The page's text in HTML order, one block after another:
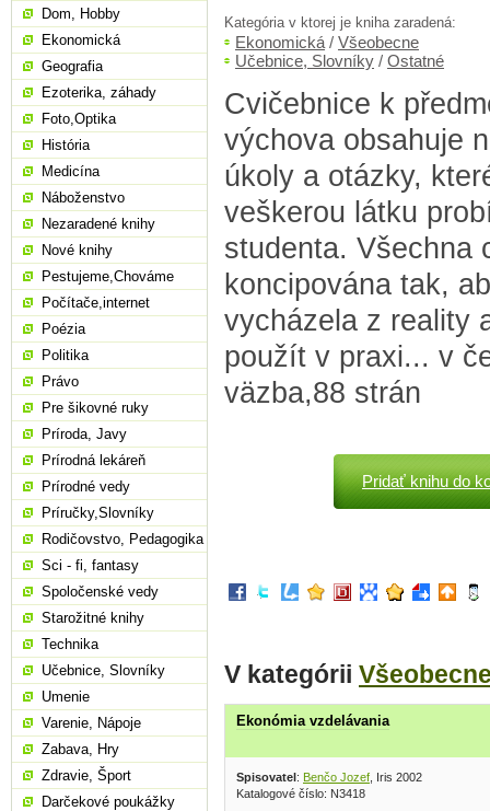
Kategória v ktorej je kniha zaradená:
Ekonomická / Všeobecne
Učebnice, Slovníky / Ostatné
Cvičebnice k
výchova obsahuje
úkoly a otázky,
veškerou látku
studenta. Všechna
koncipována tak,
vycházela z reality
použít v praxi... v
väzba,88 strán
Pridať knihu do
V kategórii
Ekonómia vzdelávania
Spisovatel: Benčo Jozef , Iris 2002
Katalogové číslo: N3418
Dom, Hobby
Ekonomická
Geografia
Ezoterika, záhady
Foto,Optika
História
Medicína
Náboženstvo
Nezaradené knihy
Nové knihy
Pestujeme,Chováme
Počítače,internet
Poézia
Politika
Právo
Pre šikovné ruky
Príroda, Javy
Prírodná lekáreň
Prírodné vedy
Príručky,Slovníky
Rodičovstvo, Pedagogika
Sci - fi, fantasy
Spoločenské vedy
Starožitné knihy
Technika
Učebnice, Slovníky
Umenie
Varenie, Nápoje
Zabava, Hry
Zdravie, Šport
Darčekové poukážky